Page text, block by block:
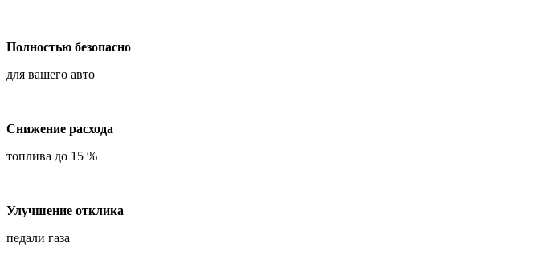
Полностью безопасно
для вашего авто
Снижение расхода
топлива до 15 %
Улучшение отклика
педали газа